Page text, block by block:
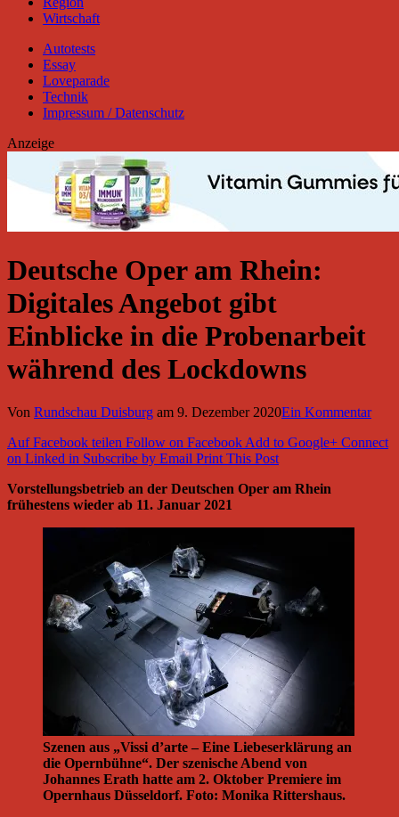
Wirtschaft
Autotests
Essay
Loveparade
Technik
Impressum / Datenschutz
Anzeige
Deutsche Oper am Rhein:
Digitales Angebot gibt
Einblicke in die Probenarbeit
während des Lockdowns
Von Rundschau Duisburg am 9. Dezember 2020Ein Kommentar
Auf Facebook teilen Follow on FacebookAdd to Google+ Connect
on Linked in Subscribe by Email Print This Post
Vorstellungsbetrieb an der Deutschen Oper am Rhein
frühestens wieder ab 11. Januar 2021
Szenen aus „Vissi d’arte – Eine Liebeserklärung an
die Opernbühne“. Der szenische Abend von
Johannes Erath hatte am 2. Oktober Premiere im
Opernhaus Düsseldorf. Foto: Monika Rittershaus.